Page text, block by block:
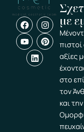
F
a
c
e
b
o
I
n
s
t
a
Y
o
u
t
u
b
P
i
n
t
e
L
n
k
e
d
i
με
πιστοί
αξίες
στο
τον
και την